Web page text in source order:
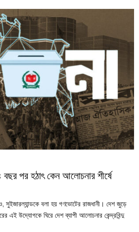
পর হঠাৎ কেন আলোচনার শীর্ষে
সুইজারল্যান্ডকে বলা হয় গণভোটের রাজধানী। দেশ জুড়ে
এই উদ্যোগকে ঘিরে দেশ ব্যাপী আলোচনার কেন্দ্রবিন্দু